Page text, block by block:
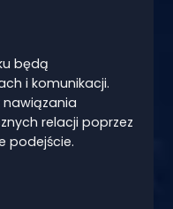
będą
i komunikacji.
relacji poprzez
podejście.